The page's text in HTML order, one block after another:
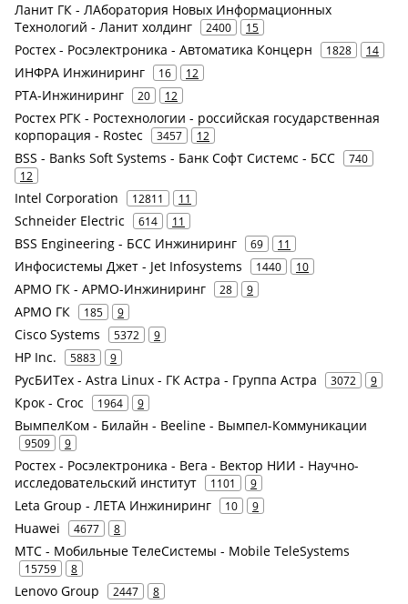
Ланит ГК - ЛАборатория Новых Информационных
Технологий - Ланит холдинг
2400 15
Ростех - Росэлектроника - Автоматика Концерн 1828 14
ИНФРА Инжиниринг 16 12
РТА-Инжиниринг 20 12
Ростех РГК - Ростехнологии - российская государственная
корпорация - Rostec
3457 12
BSS - Banks Soft Systems - Банк Софт Системс - БСС
740
12
Intel Corporation 12811 11
Schneider Electric 614 11
BSS Engineering - БСС Инжиниринг 69 11
Инфосистемы Джет - Jet Infosystems 1440 10
АРМО ГК - АРМО-Инжиниринг 28 9
АРМО ГК 185 9
Cisco Systems 5372 9
HP Inc. 5883 9
РусБИТех - Astra Linux - ГК Астра - Группа Астра 3072 9
Крок - Croc 1964 9
ВымпелКом - Билайн - Beeline - Вымпел-Коммуникации
9509 9
Ростех - Росэлектроника - Вега - Вектор НИИ - Научно-
исследовательский институт
1101 9
Leta Group - ЛЕТА Инжиниринг 10 9
Huawei 4677 8
МТС - Мобильные ТелеСистемы - Mobile TeleSystems
15759 8
Lenovo Group 2447 8